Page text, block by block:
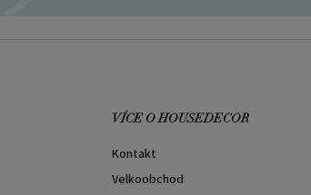
VÍCE O HOUSEDECOR
Kontakt
Velkoobchod